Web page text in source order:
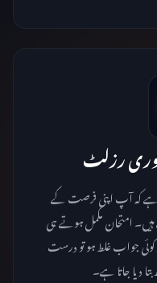
رزلٹ
ہے کہ آپ اپنی فرصت کے
امتحان مکمل ہوتے ہی
جواب غلط ہو تو درست
دیا جاتا ہے۔